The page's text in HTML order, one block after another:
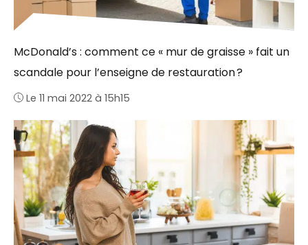
McDonald’s : comment ce « mur de graisse » fait un
scandale pour l’enseigne de restauration ?
Le 11 mai 2022 à 15h15